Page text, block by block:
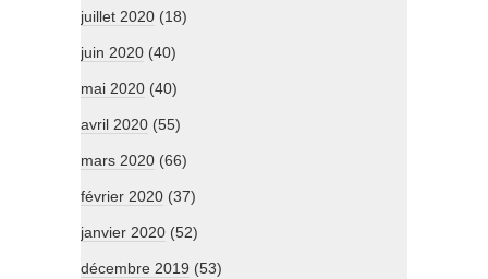
juillet 2020 (18)
juin 2020 (40)
mai 2020 (40)
avril 2020 (55)
mars 2020 (66)
février 2020 (37)
janvier 2020 (52)
décembre 2019 (53)